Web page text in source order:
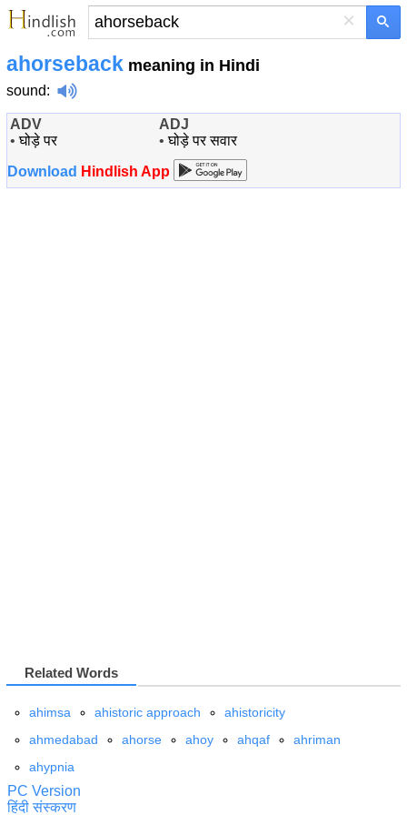
×
ahorseback meaning in Hindi
sound:
ADV
•घोड़े पर
ADJ
•घोड़े पर सवार
Download Hindlish App
Related Words
ahimsa ahistoric approach
ahistoricity
ahmedabad
ahorse ahoy ahqaf
ahriman
ahypnia
PC Version
हिंदी संस्करण